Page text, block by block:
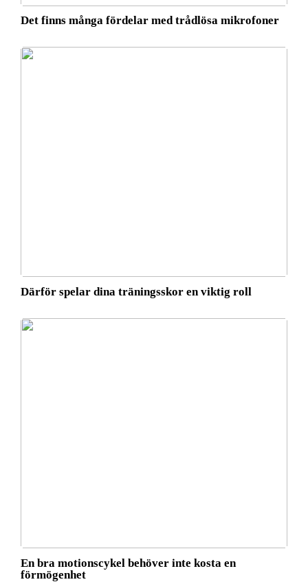
Det finns många fördelar med trådlösa mikrofoner
Därför spelar dina träningsskor en viktig roll
En bra motionscykel behöver inte kosta en
förmögenhet